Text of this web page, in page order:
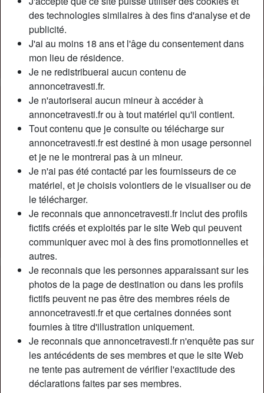
des technologies similaires à des fins d'analyse et de
publicité.
J'ai au moins 18 ans et l'âge du consentement dans
mon lieu de résidence.
Je ne redistribuerai aucun contenu de
annoncetravesti.fr.
Je n'autoriserai aucun mineur à accéder à
annoncetravesti.fr ou à tout matériel qu'il contient.
Tout contenu que je consulte ou télécharge sur
annoncetravesti.fr est destiné à mon usage personnel
et je ne le montrerai pas à un mineur.
Je n'ai pas été contacté par les fournisseurs de ce
matériel, et je choisis volontiers de le visualiser ou de
le télécharger.
Je reconnais que annoncetravesti.fr inclut des profils
fictifs créés et exploités par le site Web qui peuvent
communiquer avec moi à des fins promotionnelles et
autres.
Je reconnais que les personnes apparaissant sur les
photos de la page de destination ou dans les profils
fictifs peuvent ne pas être des membres réels de
annoncetravesti.fr et que certaines données sont
fournies à titre d'illustration uniquement.
Je reconnais que annoncetravesti.fr n'enquête pas sur
les antécédents de ses membres et que le site Web
ne tente pas autrement de vérifier l'exactitude des
déclarations faites par ses membres.
Nickname:
JacquelineSolé
Âge:
22
Pays:
France
Département:
Seine-Maritime
Sexe:
Transexuelle
Sexualité:
Bisexuel(le)
Relation:
Couleur des cheveux:
Foncé
Épilé(e):
Oui
Fumeur(euse):
Non
Description
Je suis une jeune Trans mais pas conne et surtout pas
sans expérience. Je sais ce qui me branche et j’en ai déjà
testé pas mal des mecs dans le passé. Pour ma part, je
suis une excellente dominatrice lorsqu’il est question
d’exploser la rondelle de mon partenaire. J’ai un sacré
coup de bassin qui fait toujours bon effet, que tu sois actif
ou encore passif. Par contre, je n’encule pas en retour, non